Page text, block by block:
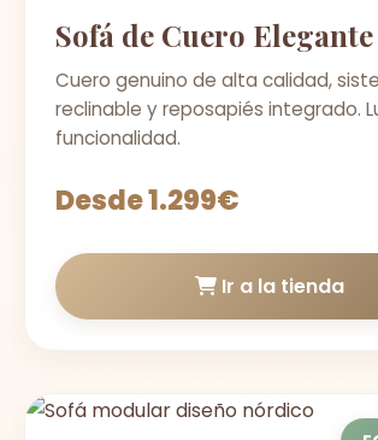
Sofá de Cuero Elegante
Cuero genuino de alta calidad,
reclinable y reposapiés integrado.
funcionalidad.
Desde 1.299€
Ir a la tienda